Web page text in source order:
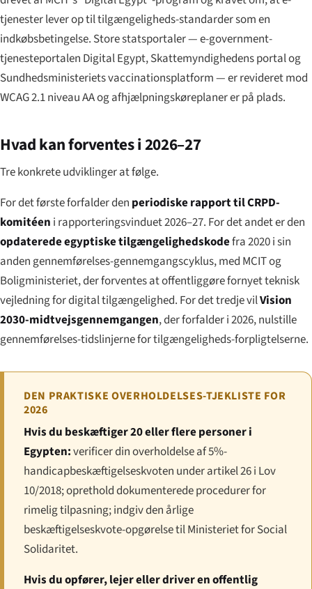
tjenester lever op til tilgængeligheds-standarder som en
indkøbsbetingelse. Store statsportaler — e-government-
tjenesteportalen Digital Egypt, Skattemyndighedens portal og
Sundhedsministeriets vaccinationsplatform — er revideret mod
WCAG 2.1 niveau AA og afhjælpningskøreplaner er på plads.
Hvad kan forventes i 2026–27
Tre konkrete udviklinger at følge.
For det første forfalder den periodiske rapport til CRPD-
komitéen i rapporteringsvinduet 2026–27. For det andet er den
opdaterede egyptiske tilgængelighedskodefra 2020 i sin
anden gennemførelses-gennemgangscyklus, med MCIT og
Boligministeriet, der forventes at offentliggøre fornyet teknisk
vejledning for digital tilgængelighed. For det tredje vilVision
2030-midtvejsgennemgangen, der forfalder i 2026, nulstille
gennemførelses-tidslinjerne for tilgængeligheds-forpligtelserne.
DEN PRAKTISKE OVERHOLDELSES-TJEKLISTE FOR
2026
Hvis du beskæftiger 20 eller flere personer i
Egypten:verificer din overholdelse af 5%-
handicapbeskæftigelseskvoten under artikel 26 i Lov
10/2018; oprethold dokumenterede procedurer for
rimelig tilpasning; indgiv den årlige
beskæftigelseskvote-opgørelse til Ministeriet for Social
Solidaritet.
Hvis du opfører, lejer eller driver en offentlig